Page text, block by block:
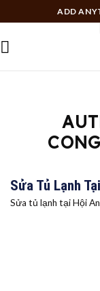
to
content
ADD
Sửa Tủ Lạnh
Sửa tủ lạnh tại Hội